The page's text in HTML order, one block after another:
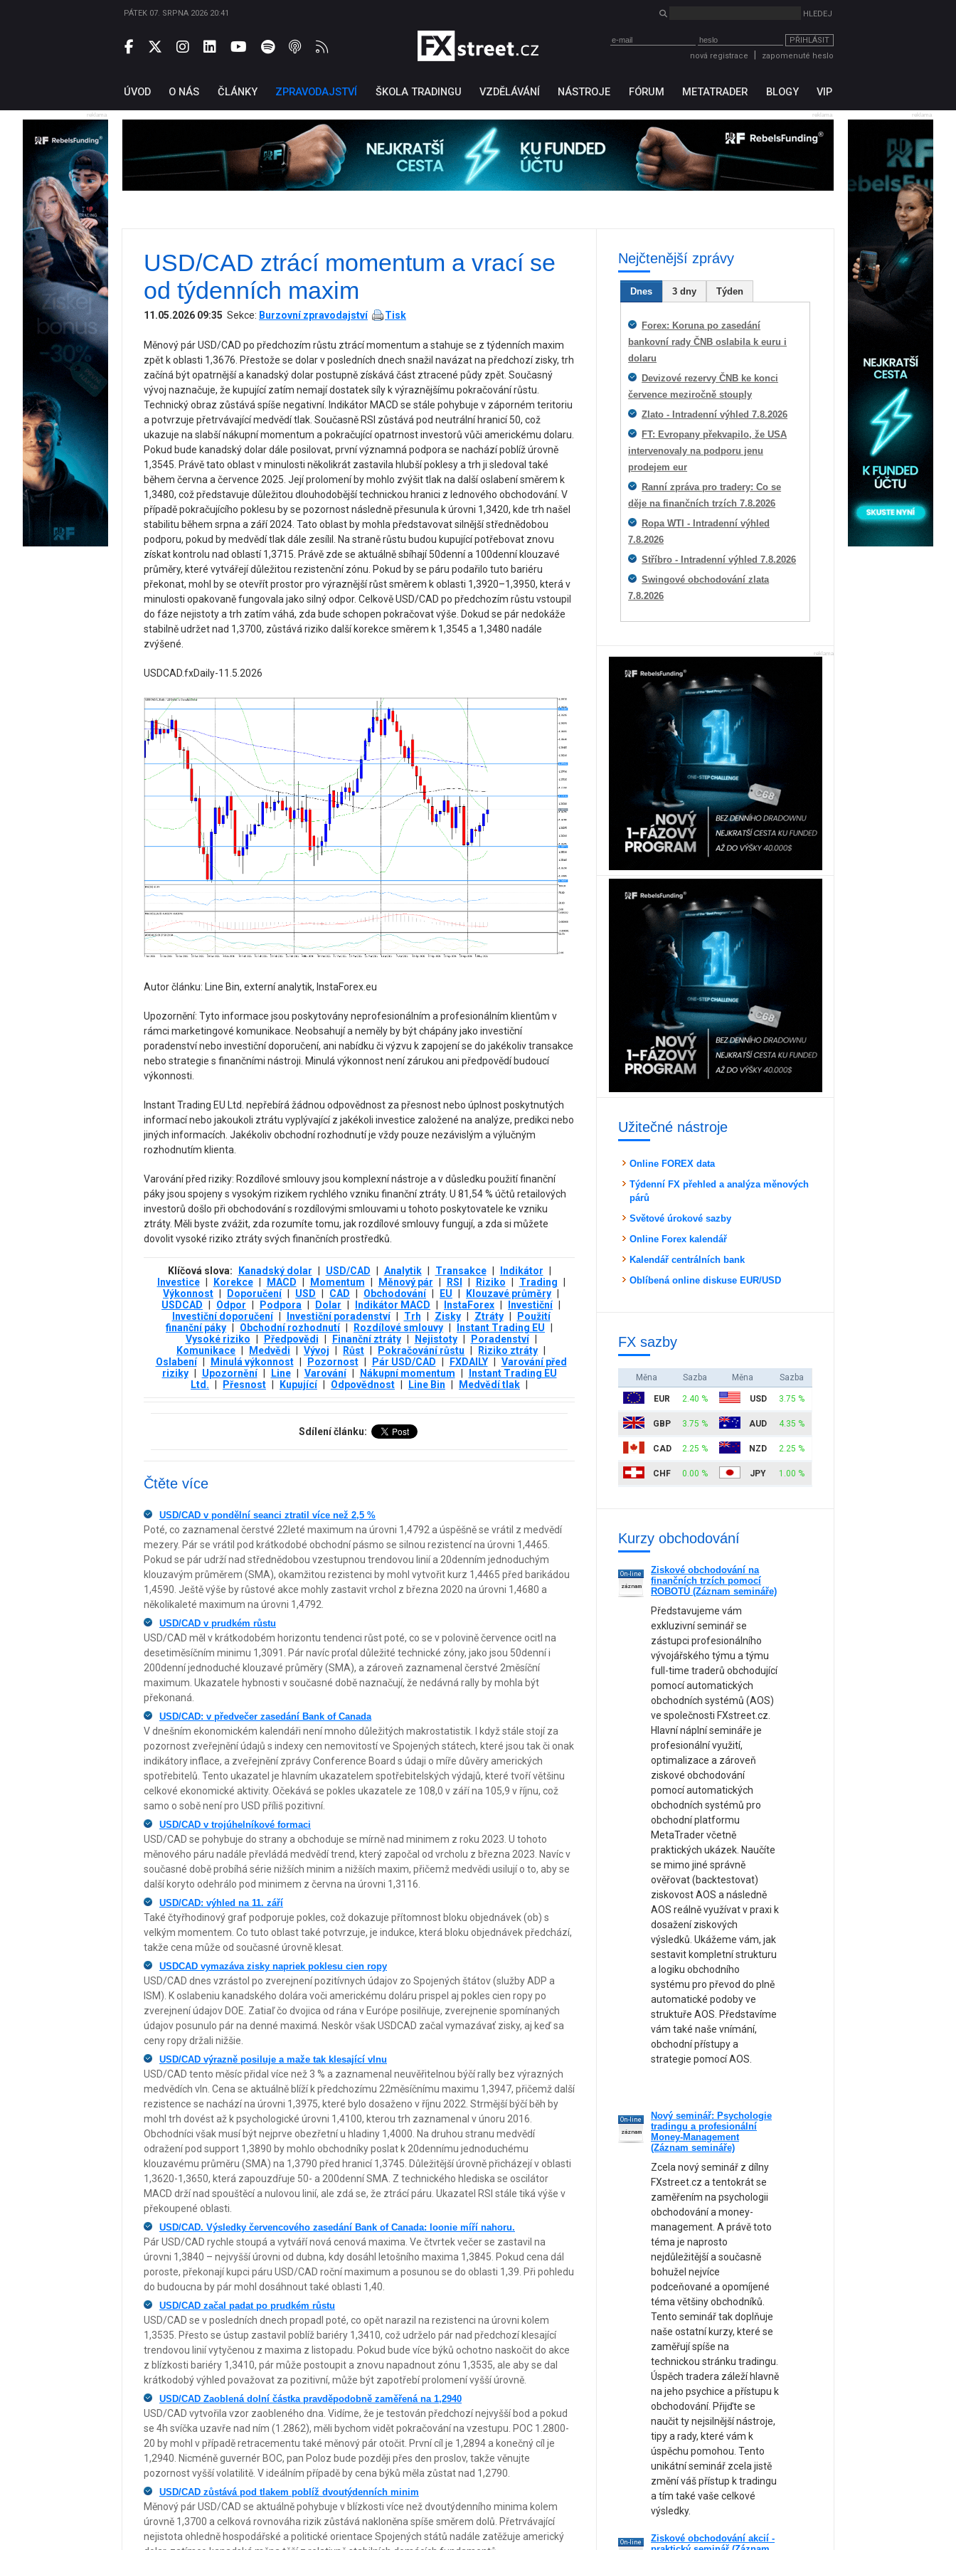
PÁTEK 07. SRPNA 2026 20:41
PŘIHLÁSIT
nová registrace
zapomenuté heslo
ÚVOD O NÁS ČLÁNKY ZPRAVODAJSTVÍ ŠKOLA TRADINGU VZDĚLÁVÁNÍ NÁSTROJE FÓRUM METATRADER BLOGY VIP
reklama reklama
reklama
Ticker Tape by TradingView
USD/CAD ztrácí momentum a vrací se
od týdenních maxim
11.05.2026 09:35 Sekce: Burzovní zpravodajství Tisk
Měnový pár USD/CAD po předchozím růstu ztrácí momentum a stahuje se z týdenních maxim
zpět k oblasti 1,3676. Přestože se dolar v posledních dnech snažil navázat na předchozí zisky, trh
začíná být opatrnější a kanadský dolar postupně získává část ztracené půdy zpět. Současný
vývoj naznačuje, že kupující zatím nemají dostatek síly k výraznějšímu pokračování růstu.
Technický obraz zůstává spíše negativní. Indikátor MACD se stále pohybuje v záporném teritoriu
a potvrzuje přetrvávající medvědí tlak. Současně RSI zůstává pod neutrální hranicí 50, což
ukazuje na slabší nákupní momentum a pokračující opatrnost investorů vůči americkému dolaru.
Pokud bude kanadský dolar dále posilovat, první významná podpora se nachází poblíž úrovně
1,3545. Právě tato oblast v minulosti několikrát zastavila hlubší poklesy a trh ji sledoval také
během června a července 2025. Její prolomení by mohlo zvýšit tlak na další oslabení směrem k
1,3480, což představuje důležitou dlouhodobější technickou hranici z lednového obchodování. V
případě pokračujícího poklesu by se pozornost následně přesunula k úrovni 1,3420, kde trh našel
stabilitu během srpna a září 2024. Tato oblast by mohla představovat silnější střednědobou
podporu, pokud by medvědí tlak dále zesílil. Na straně růstu budou kupující potřebovat znovu
získat kontrolu nad oblastí 1,3715. Právě zde se aktuálně sbíhají 50denní a 100denní klouzavé
průměry, které vytvářejí důležitou rezistenční zónu. Pokud by se páru podařilo tuto bariéru
překonat, mohl by se otevřít prostor pro výraznější růst směrem k oblasti 1,3920–1,3950, která v
minulosti opakovaně fungovala jako silný odpor. Celkově USD/CAD po předchozím růstu vstoupil
do fáze nejistoty a trh zatím váhá, zda bude schopen pokračovat výše. Dokud se pár nedokáže
stabilně udržet nad 1,3700, zůstává riziko další korekce směrem k 1,3545 a 1,3480 nadále
zvýšené.
USDCAD.fxDaily-11.5.2026
Autor článku: Line Bin, externí analytik, InstaForex.eu
Upozornění: Tyto informace jsou poskytovány neprofesionálním a profesionálním klientům v
rámci marketingové komunikace. Neobsahují a neměly by být chápány jako investiční
poradenství nebo investiční doporučení, ani nabídku či výzvu k zapojení se do jakékoliv transakce
nebo strategie s finančními nástroji. Minulá výkonnost není zárukou ani předpovědí budoucí
výkonnosti.
Instant Trading EU Ltd. nepřebírá žádnou odpovědnost za přesnost nebo úplnost poskytnutých
informací nebo jakoukoli ztrátu vyplývající z jakékoli investice založené na analýze, predikci nebo
jiných informacích. Jakékoliv obchodní rozhodnutí je vždy pouze nezávislým a výlučným
rozhodnutím klienta.
Varování před riziky: Rozdílové smlouvy jsou komplexní nástroje a v důsledku použití finanční
páky jsou spojeny s vysokým rizikem rychlého vzniku finanční ztráty. U 81,54 % účtů retailových
investorů došlo při obchodování s rozdílovými smlouvami u tohoto poskytovatele ke vzniku
ztráty. Měli byste zvážit, zda rozumíte tomu, jak rozdílové smlouvy fungují, a zda si můžete
dovolit vysoké riziko ztráty svých finančních prostředků.
Klíčová slova: Kanadský dolar USD/CAD Analytik Transakce Indikátor
Investice
Korekce MACD Momentum Měnový pár RSI Riziko Trading
Výkonnost
Doporučení USD CAD Obchodování EU Klouzavé průměry
USDCAD
Odpor Podpora Dolar Indikátor MACD InstaForex Investiční
Investiční doporučení
Investiční poradenství Trh Zisky Ztráty
Použití
finanční páky
Obchodní rozhodnutí Rozdílové smlouvy Instant Trading EU
Vysoké riziko
Předpovědi Finanční ztráty Nejistoty Poradenství
Komunikace
Medvědi Vývoj Růst Pokračování růstu Riziko ztráty
Oslabení
Minulá výkonnost Pozornost Pár USD/CAD FXDAILY
Varování před
riziky
Upozornění Line Varování Nákupní momentum
Instant Trading EU
Ltd.
Přesnost Kupující Odpovědnost Line Bin Medvědí tlak
Sdílení článku:
Čtěte více
USD/CAD v pondělní seanci ztratil více než 2,5 %
Poté, co zaznamenal čerstvé 22leté maximum na úrovni 1,4792 a úspěšně se vrátil z medvědí
mezery. Pár se vrátil pod krátkodobé obchodní pásmo se silnou rezistencí na úrovni 1,4465.
Pokud se pár udrží nad střednědobou vzestupnou trendovou linií a 20denním jednoduchým
klouzavým průměrem (SMA), okamžitou rezistenci by mohl vytvořit kurz 1,4465 před barikádou
1,4590. Ještě výše by růstové akce mohly zastavit vrchol z března 2020 na úrovni 1,4680 a
několikaleté maximum na úrovni 1,4792.
USD/CAD v prudkém růstu
USD/CAD měl v krátkodobém horizontu tendenci růst poté, co se v polovině července ocitl na
desetiměsíčním minimu 1,3091. Pár navíc proťal důležité technické zóny, jako jsou 50denní i
200denní jednoduché klouzavé průměry (SMA), a zároveň zaznamenal čerstvé 2měsíční
maximum. Ukazatele hybnosti v současné době naznačují, že nedávná rally by mohla být
překonaná.
USD/CAD: v předvečer zasedání Bank of Canada
V dnešním ekonomickém kalendáři není mnoho důležitých makrostatistik. I když stále stojí za
pozornost zveřejnění údajů s indexy cen nemovitostí ve Spojených státech, které jsou tak či onak
indikátory inflace, a zveřejnění zprávy Conference Board s údaji o míře důvěry amerických
spotřebitelů. Tento ukazatel je hlavním ukazatelem spotřebitelských výdajů, které tvoří většinu
celkové ekonomické aktivity. Očekává se pokles ukazatele ze 108,0 v září na 105,9 v říjnu, což
samo o sobě není pro USD příliš pozitivní.
USD/CAD v trojúhelníkové formaci
USD/CAD se pohybuje do strany a obchoduje se mírně nad minimem z roku 2023. U tohoto
měnového páru nadále převládá medvědí trend, který započal od vrcholu z března 2023. Navíc v
současné době probíhá série nižších minim a nižších maxim, přičemž medvědi usilují o to, aby se
další koryto odehrálo pod minimem z června na úrovni 1,3116.
USD/CAD: výhled na 11. září
Také čtyřhodinový graf podporuje pokles, což dokazuje přítomnost bloku objednávek (ob) s
velkým momentem. Co tuto oblast také potvrzuje, je indukce, která bloku objednávek předchází,
takže cena může od současné úrovně klesat.
USDCAD vymazáva zisky napriek poklesu cien ropy
USD/CAD dnes vzrástol po zverejnení pozitívnych údajov zo Spojených štátov (služby ADP a
ISM). K oslabeniu kanadského dolára voči americkému doláru prispel aj pokles cien ropy po
zverejnení údajov DOE. Zatiaľ čo dvojica od rána v Európe posilňuje, zverejnenie spomínaných
údajov posunulo pár na denné maximá. Neskôr však USDCAD začal vymazávať zisky, aj keď sa
ceny ropy držali nižšie.
USD/CAD výrazně posiluje a maže tak klesající vlnu
USD/CAD tento měsíc přidal více než 3 % a zaznamenal neuvěřitelnou býčí rally bez výrazných
medvědích vln. Cena se aktuálně blíží k předchozímu 22měsíčnímu maximu 1,3947, přičemž další
rezistence se nachází na úrovni 1,3975, které bylo dosaženo v říjnu 2022. Strmější býčí běh by
mohl trh dovést až k psychologické úrovni 1,4100, kterou trh zaznamenal v únoru 2016.
Obchodníci však musí být nejprve obezřetní u hladiny 1,4000. Na druhou stranu medvědí
odražení pod support 1,3890 by mohlo obchodníky poslat k 20dennímu jednoduchému
klouzavému průměru (SMA) na 1,3790 před hranicí 1,3745. Důležitější úrovně přicházejí v oblasti
1,3620-1,3650, která zapouzdřuje 50- a 200denní SMA. Z technického hlediska se oscilátor
MACD drží nad spouštěcí a nulovou linií, ale zdá se, že ztrácí páru. Ukazatel RSI stále tiká výše v
překoupené oblasti.
USD/CAD. Výsledky červencového zasedání Bank of Canada: loonie míří nahoru.
Pár USD/CAD rychle stoupá a vytváří nová cenová maxima. Ve čtvrtek večer se zastavil na
úrovni 1,3840 – nejvyšší úrovni od dubna, kdy dosáhl letošního maxima 1,3845. Pokud cena dál
poroste, překonají kupci páru USD/CAD roční maximum a posunou se do oblasti 1,39. Při pohledu
do budoucna by pár mohl dosáhnout také oblasti 1,40.
USD/CAD začal padat po prudkém růstu
USD/CAD se v posledních dnech propadl poté, co opět narazil na rezistenci na úrovni kolem
1,3535. Přesto se ústup zastavil poblíž bariéry 1,3410, což udrželo pár nad předchozí klesající
trendovou linií vytyčenou z maxima z listopadu. Pokud bude více býků ochotno naskočit do akce
z blízkosti bariéry 1,3410, pár může postoupit a znovu napadnout zónu 1,3535, ale aby se dal
krátkodobý výhled považovat za pozitivní, může být zapotřebí prolomení vyšší úrovně.
USD/CAD Zaoblená dolní částka pravděpodobně zaměřená na 1,2940
USD/CAD vytvořila vzor zaobleného dna. Vidíme, že je testován předchozí nejvyšší bod a pokud
se 4h svíčka uzavře nad ním (1.2862), měli bychom vidět pokračování na vzestupu. POC 1.2800-
20 by mohl v případě retracementu také měnový pár otočit. První cíl je 1,2894 a konečný cíl je
1,2940. Nicméně guvernér BOC, pan Poloz bude později přes den proslov, takže věnujte
pozornost vyšší volatilitě. V ideálním případě by cena býků měla zůstat nad 1,2790.
USD/CAD zůstává pod tlakem poblíž dvoutýdenních minim
Měnový pár USD/CAD se aktuálně pohybuje v blízkosti více než dvoutýdenního minima kolem
úrovně 1,3700 a celková rovnováha rizik zůstává nakloněna spíše směrem dolů. Přetrvávající
nejistota ohledně hospodářské a politické orientace Spojených států nadále zatěžuje americký
Nejčtenější zprávy
Dnes 3 dny Týden
Forex: Koruna po zasedání
bankovní rady ČNB oslabila k euru i
dolaru
Devizové rezervy ČNB ke konci
července meziročně stouply
Zlato - Intradenní výhled 7.8.2026
FT: Evropany překvapilo, že USA
intervenovaly na podporu jenu
prodejem eur
Ranní zpráva pro tradery: Co se
děje na finančních trzích 7.8.2026
Ropa WTI - Intradenní výhled
7.8.2026
Stříbro - Intradenní výhled 7.8.2026
Swingové obchodování zlata
7.8.2026
reklama
Užitečné nástroje
Online FOREX data
Týdenní FX přehled a analýza měnových
párů
Světové úrokové sazby
Online Forex kalendář
Kalendář centrálních bank
Oblíbená online diskuse EUR/USD
FX sazby
Měna Sazba Měna Sazba
EUR 2.40 % USD 3.75 %
GBP 3.75 % AUD 4.35 %
CAD 2.25 % NZD 2.25 %
CHF 0.00 % JPY 1.00 %
Kurzy obchodování
On-line
záznam
Ziskové obchodování na
finančních trzích pomocí
ROBOTŮ (Záznam semináře)
Představujeme vám
exkluzivní seminář se
zástupci profesionálního
vývojářského týmu a týmu
full-time traderů obchodující
pomocí automatických
obchodních systémů (AOS)
ve společnosti FXstreet.cz.
Hlavní náplní semináře je
profesionální využití,
optimalizace a zároveň
ziskové obchodování
pomocí automatických
obchodních systémů pro
obchodní platformu
MetaTrader včetně
praktických ukázek. Naučíte
se mimo jiné správně
ověřovat (backtestovat)
ziskovost AOS a následně
AOS reálně využívat v praxi k
dosažení ziskových
výsledků. Ukážeme vám, jak
sestavit kompletní strukturu
a logiku obchodního
systému pro převod do plně
automatické podoby ve
struktuře AOS. Představíme
vám také naše vnímání,
obchodní přístupy a
strategie pomocí AOS.
On-line
záznam
Nový seminář: Psychologie
tradingu a profesionální
Money-Management
(Záznam semináře)
Zcela nový seminář z dílny
FXstreet.cz a tentokrát se
zaměřením na psychologii
obchodování a money-
management. A právě toto
téma je naprosto
nejdůležitější a současně
bohužel nejvíce
podceňované a opomíjené
téma většiny obchodníků.
Tento seminář tak doplňuje
naše ostatní kurzy, které se
zaměřují spíše na
technickou stránku tradingu.
Úspěch tradera záleží hlavně
na jeho psychice a přístupu k
obchodování. Přijďte se
naučit ty nejsilnější nástroje,
tipy a rady, které vám k
úspěchu pomohou. Tento
unikátní seminář zcela jistě
změní váš přístup k tradingu
a tím také vaše celkové
výsledky.
On-line
Ziskové obchodování akcií -